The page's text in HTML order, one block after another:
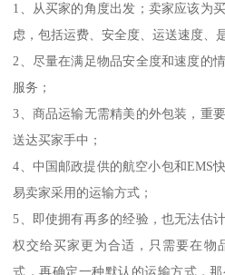
1、从买家的角度出发；卖家应该为
虑，包括运费、安全度、运送速度、
2、尽量在满足物品安全度和速度的
服务；
3、商品运输无需精美的外包装，重
送达买家手中；
4、中国邮政提供的航空小包和EMS
易卖家采用的运输方式；
5、即使拥有再多的经验，也无法估
权交给买家更为合适，只需要在物
式，再确定一种默认的运输方式，